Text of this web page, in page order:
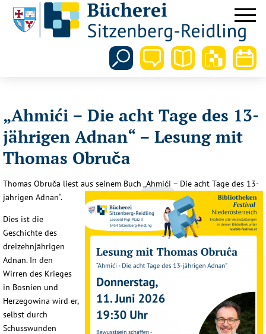
„Ahmići – Die acht Tage des 13-
jährigen Adnan“ – Lesung mit
Thomas Obruča
Thomas Obruča liest aus seinem Buch „Ahmići – Die acht Tage des 13-
jährigen Adnan“.
Dies ist die
Geschichte des
dreizehnjährigen
Adnan. In den
Wirren des Krieges
in Bosnien und
Herzegowina wird er,
selbst durch
Schusswunden